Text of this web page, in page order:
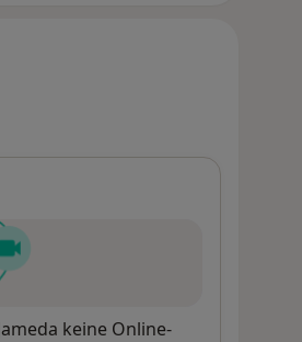
keine Online-